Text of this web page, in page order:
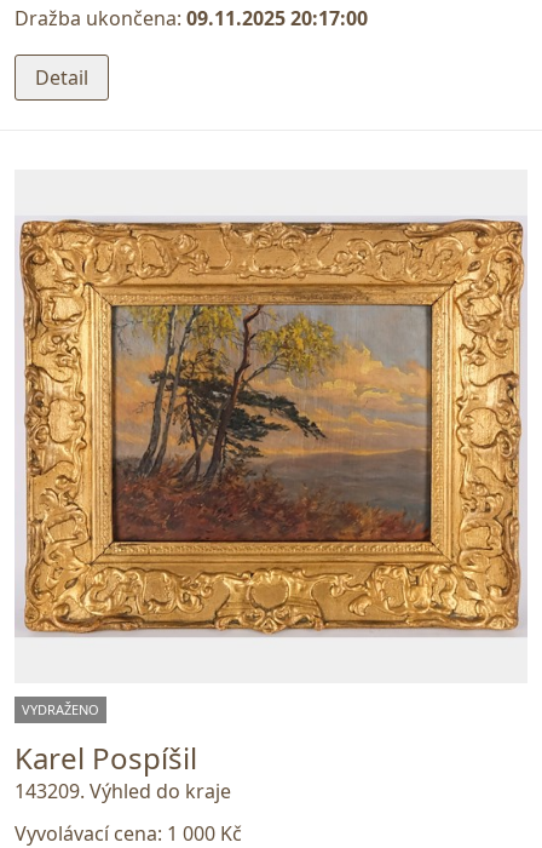
Dražba ukončena: 09.11.2025 20:17:00
Detail
VYDRAŽENO
Karel Pospíšil
143209. Výhled do kraje
Vyvolávací cena: 1 000 Kč